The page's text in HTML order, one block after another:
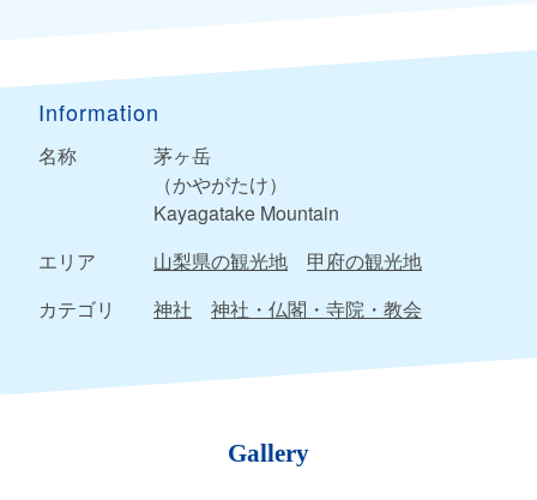
Information
名称
茅ヶ岳
（かやがたけ）
Kayagatake Mountain
エリア
山梨県の観光地
甲府の観光地
カテゴリ
神社 神社・仏閣・寺院・教会
Gallery